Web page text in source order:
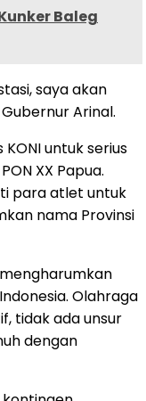
Baleg
saya akan
Arinal.
untuk serius
XX Papua.
para atlet untuk
nama Provinsi
Olahraga
tidak ada unsur
dengan